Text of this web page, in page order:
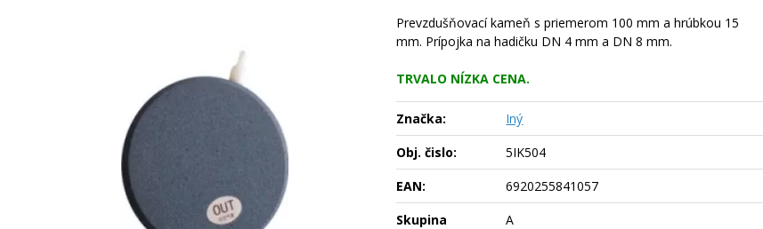
Prevzdušňovací kameň s priemerom 100 mm a hrúbkou 15
mm. Prípojka na hadičku DN 4 mm a DN 8 mm.
TRVALO NÍZKA CENA.
Značka:
Iný
Obj. čislo:
5IK504
EAN:
6920255841057
Skupina
A